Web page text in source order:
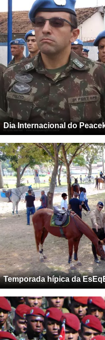
Dia Internacional do
Temporada hípica da